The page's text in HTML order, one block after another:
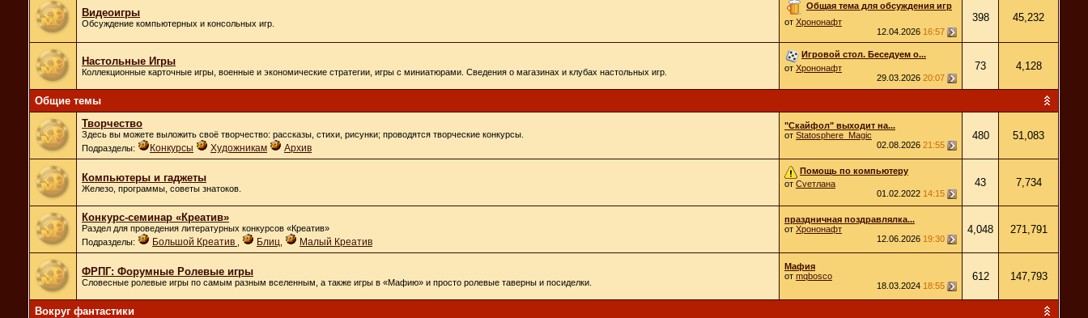
Видеоигры
Обсуждение компьютерных и консольных игр.
Общая тема для обсуждения игр
от Хрононафт
12.04.2026 16:57
398 45,232
Настольные Игры
Коллекционные карточные игры, военные и экономические стратегии, игры с миниатюрами. Сведения о магазинах и клубах настольных игр.
Игровой стол. Беседуем о...
от Хрононафт
29.03.2026 20:07
73 4,128
Общие темы
Творчество
Здесь вы можете выложить своё творчество: рассказы, стихи, рисунки; проводятся творческие конкурсы.
Подразделы:
Конкурсы Художникам Архив
"Скайфол" выходит на...
от Statosphere_Magic
02.08.2026 21:55
480 51,083
Компьютеры и гаджеты
Железо, программы, советы знатоков.
Помощь по компьютеру
от Cveтлана
01.02.2022 14:15
43 7,734
Конкурс-семинар «Креатив»
Раздел для проведения литературных конкурсов «Креатив»
Подразделы:
Большой Креатив Блиц Малый Креатив
праздничная поздравлялка...
от Хрононафт
12.06.2026 19:30
4,048 271,791
ФРПГ: Форумные Ролевые игры
Словесные ролевые игры по самым разным вселенным, а также игры в «Мафию» и просто ролевые таверны и посиделки.
Мафия
от mqbosco
18.03.2024 18:55
612 147,793
Вокруг фантастики